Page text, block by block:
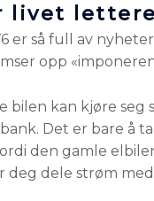
livet
er så full av
opp
bilen kan kjøre seg
Det er bare å
den gamle
deg dele strøm